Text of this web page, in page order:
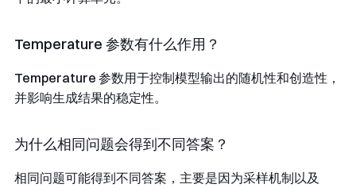
Temperature 参数有什么作用？
Temperature 参数用于控制模型输出的随机性和创造性，
并影响生成结果的稳定性。
为什么相同问题会得到不同答案？
相同问题可能得到不同答案，主要是因为采样机制以及